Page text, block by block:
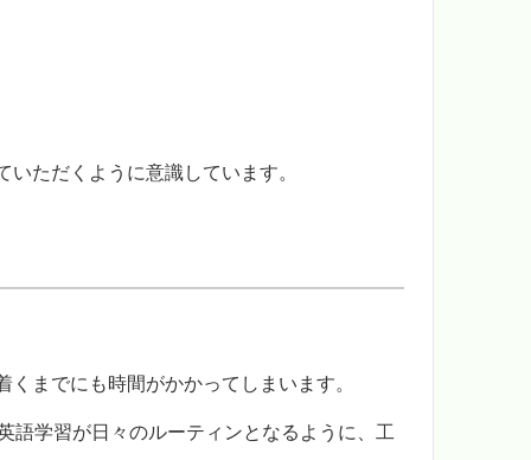
ただくように意識しています。
までにも時間がかかってしまいます。
語学習が日々のルーティンとなるように、工